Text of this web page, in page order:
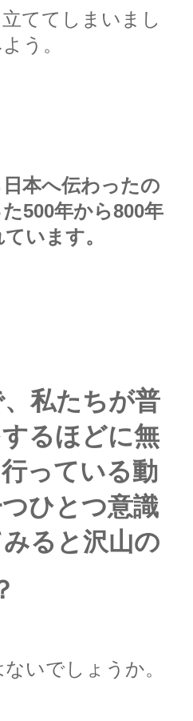
ててしまいまし
う。
本へ伝わったの
500年から800年
います。
私たちが普
るほどに無
っている動
ひとつ意識
ると沢山の
いでしょうか。